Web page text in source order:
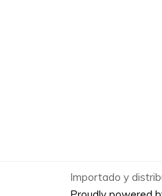
Importado y